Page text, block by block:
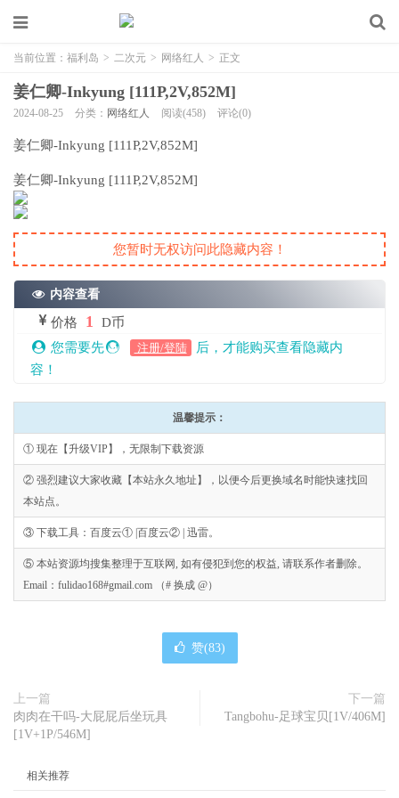
当前位置： 福利岛 > 二次元 > 网络红人 > 正文
姜仁卿-Inkyung [111P,2V,852M]
2024-08-25 分类： 网络红人 阅读(458) 评论(0)
姜仁卿-Inkyung [111P,2V,852M]
姜仁卿-Inkyung [111P,2V,852M]
您暂时无权访问此隐藏内容！
内容查看
价格 1
D币
您需要先
注册/登陆
后，才能购买查看隐藏内
容！
温馨提示：
① 现在【升级VIP】，无限制下载资源
② 强烈建议大家收藏【本站永久地址】，以便今后更换域名时能快速找回
本站点。
③ 下载工具：百度云① |百度云② | 迅雷。
⑤ 本站资源均搜集整理于互联网, 如有侵犯到您的权益, 请联系作者删除。
Email：fulidao168#gmail.com （# 换成 @）
赞(83)
上一篇
肉肉在干吗-大屁屁后坐玩具
[1V+1P/546M]
下一篇
Tangbohu-足球宝贝[1V/406M]
相关推荐